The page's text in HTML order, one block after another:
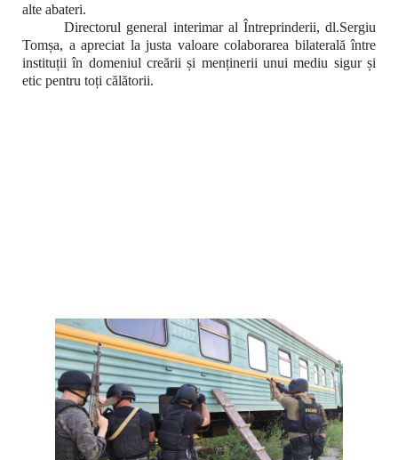
alte abateri.
Directorul general interimar al Întreprinderii, dl.Sergiu
Tomșa, a apreciat la justa valoare colaborarea bilaterală între
instituții în domeniul creării și menținerii unui mediu sigur și
etic pentru toți călătorii.